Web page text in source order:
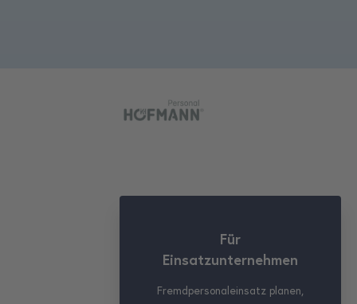
Für
Einsatzunternehmen
Fremdpersonaleinsatz planen,